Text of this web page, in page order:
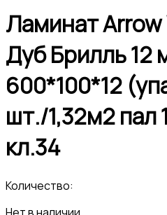
Ламинат
Дуб Брилль 12
600*100*12
шт./1,32м2 пал
кл.34
Количество: